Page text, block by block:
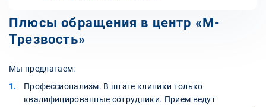
Плюсы обращения в центр «‎М-
Трезвость»
Мы предлагаем:
Профессионализм. В штате клиники только
квалифицированные сотрудники. Прием ведут